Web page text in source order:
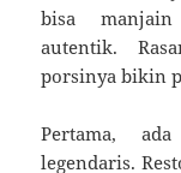
bisa
autentik.
porsinya bikin
Pertama,
legendaris.